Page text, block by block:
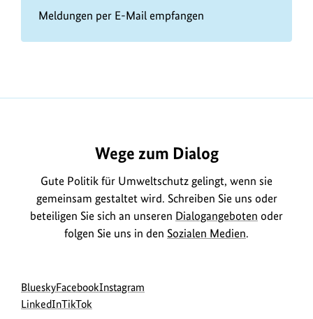
Meldungen per E-Mail empfangen
Wege zum Dialog
Gute Politik für Umweltschutz gelingt, wenn sie
gemeinsam gestaltet wird. Schreiben Sie uns oder
beteiligen Sie sich an unseren Dialogangeboten oder
folgen Sie uns in den Sozialen Medien.
Social
Media
Blueskyzur
Bluesky-
Facebookzur
Instagram
LinkedInzur
zur
TikTok